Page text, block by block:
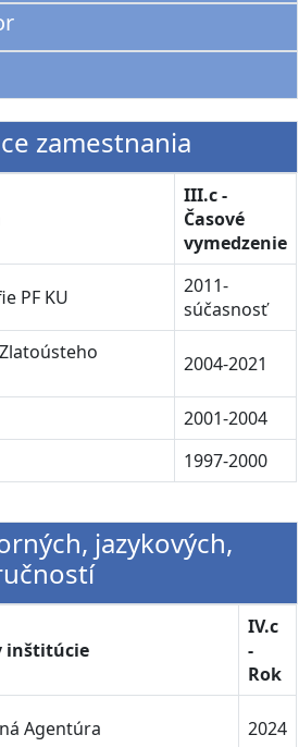
zamestnania
III.c -
Časové
vymedzenie
PF KU
2011-
súčasnosť
2004-2021
2001-2004
1997-2000
jazykových,
inštitúcie
IV.c
-
Rok
Agentúra 2024